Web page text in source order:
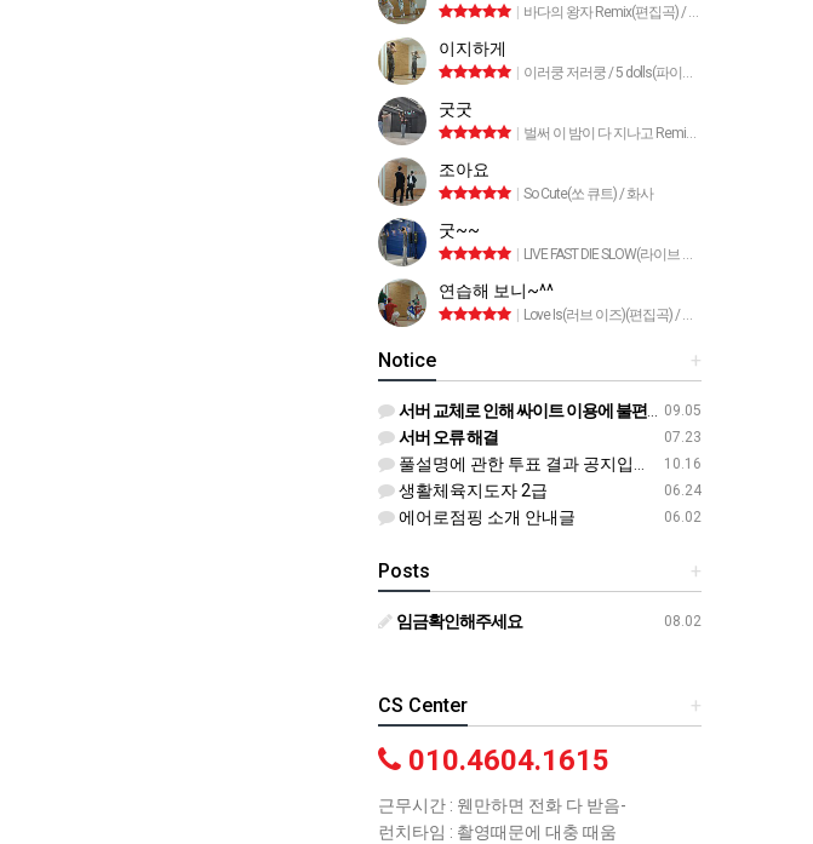
바다의 왕자 Remix(편집곡) / 박명수
이지하게
이러쿵 저러쿵 / 5 dolls(파이브돌스)
굿굿
벌써 이 밤이 다 지나고 Remix / 안혜지
조아요
So Cute(쏘 큐트) / 화사
굿~~
LIVE FAST DIE SLOW(라이브 패스트 다이 슬로) / 태양
연습해 보니~^^
Love Is(러브 이즈)(편집곡) / 트라이앵글
+
Notice
09.05
서버 교체로 인해 싸이트 이용에 불편이 있었습니다
07.23
서버 오류 해결
10.16
풀설명에 관한 투표 결과 공지입니다^^
06.24
생활체육지도자 2급
06.02
에어로점핑 소개 안내글
+
Posts
08.02
임금확인해주세요
+
CS Center
010.4604.1615
근무시간 : 웬만하면 전화 다 받음-
런치타임 : 촬영때문에 대충 때움